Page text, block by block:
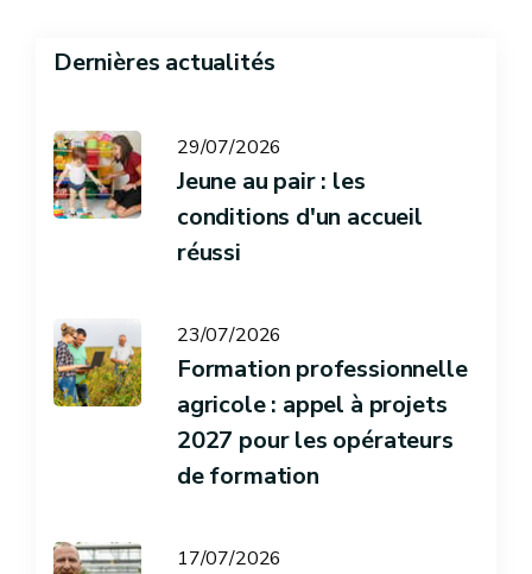
Dernières actualités
29/07/2026
Jeune au pair : les
conditions d'un accueil
réussi
23/07/2026
Formation professionnelle
agricole : appel à projets
2027 pour les opérateurs
de formation
17/07/2026